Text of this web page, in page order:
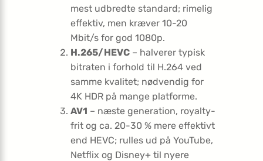
mest udbredte standard; rimelig
effektiv, men kræver 10-20
Mbit/s for god 1080p.
H.265/HEVC – halverer typisk
bitraten i forhold til H.264 ved
samme kvalitet; nødvendig for
4K HDR på mange platforme.
AV1 – næste generation, royalty-
frit og ca. 20-30 % mere effektivt
end HEVC; rulles ud på YouTube,
Netflix og Disney+ til nyere